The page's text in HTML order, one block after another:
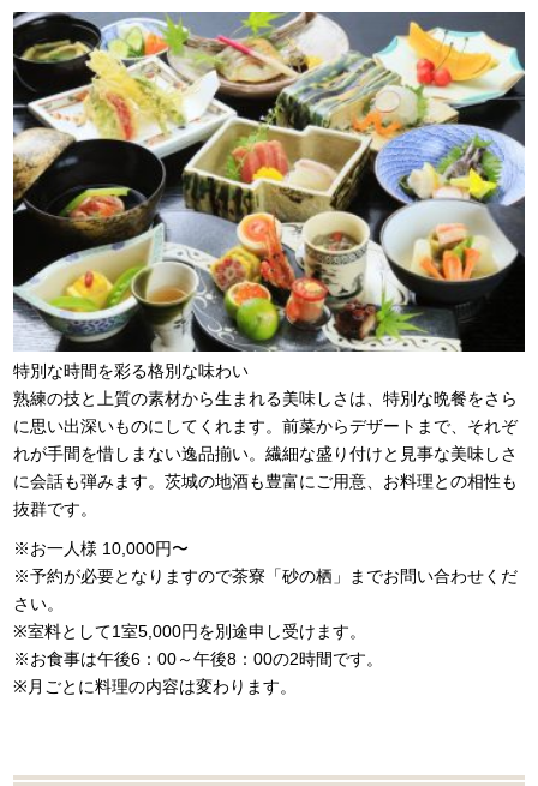
特別な時間を彩る格別な味わい
熟練の技と上質の素材から生まれる美味しさは、特別な晩餐をさら
に思い出深いものにしてくれます。前菜からデザートまで、それぞ
れが手間を惜しまない逸品揃い。繊細な盛り付けと見事な美味しさ
に会話も弾みます。茨城の地酒も豊富にご用意、お料理との相性も
抜群です。
※お一人様 10,000円〜
※予約が必要となりますので茶寮「砂の栖」までお問い合わせくだ
さい。
※室料として1室5,000円を別途申し受けます。
※お食事は午後6：00～午後8：00の2時間です。
※月ごとに料理の内容は変わります。